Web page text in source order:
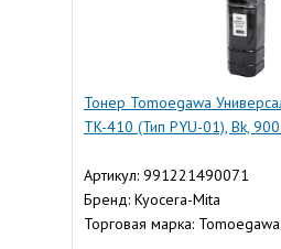
Тонер Tomoegawa
TK-410 (Тип PYU-01), Bk, 900
Артикул: 991221490071
Бренд: Kyocera-Mita
Торговая марка: Tomoegawa